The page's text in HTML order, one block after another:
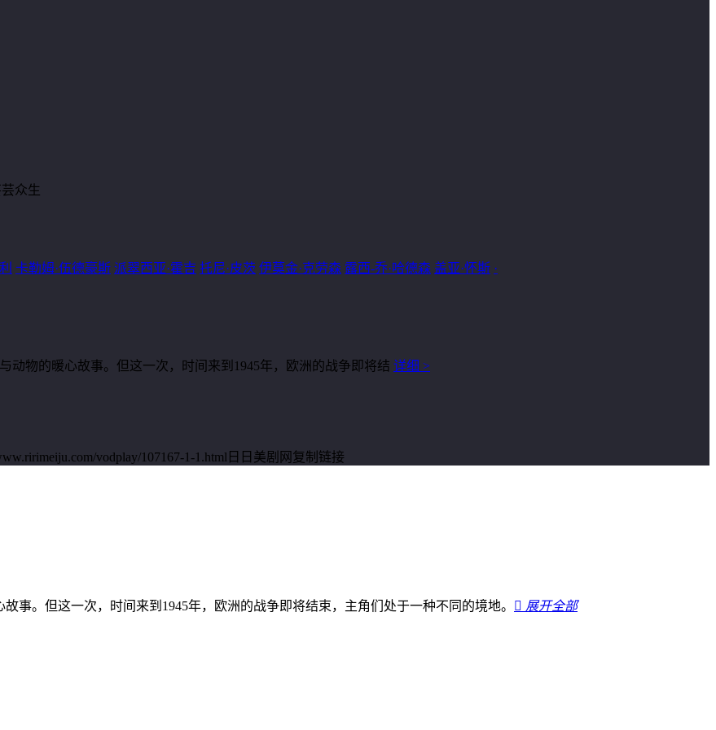
芸众生
卡勒姆·伍德豪斯 派翠西亚·霍吉 托尼·皮茨 伊莫金·克劳森 露西-乔·哈德森 盖亚·怀斯 ·
动物的暖心故事。但这一次，时间来到1945年，欧洲的战争即将结 详细 >
vodplay/107167-1-1.html日日美剧网 复制链接
事。但这一次，时间来到1945年，欧洲的战争即将结束，主角们处于一种不同的境地。  展开全部